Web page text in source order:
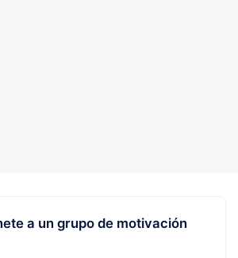
a un grupo de motivación